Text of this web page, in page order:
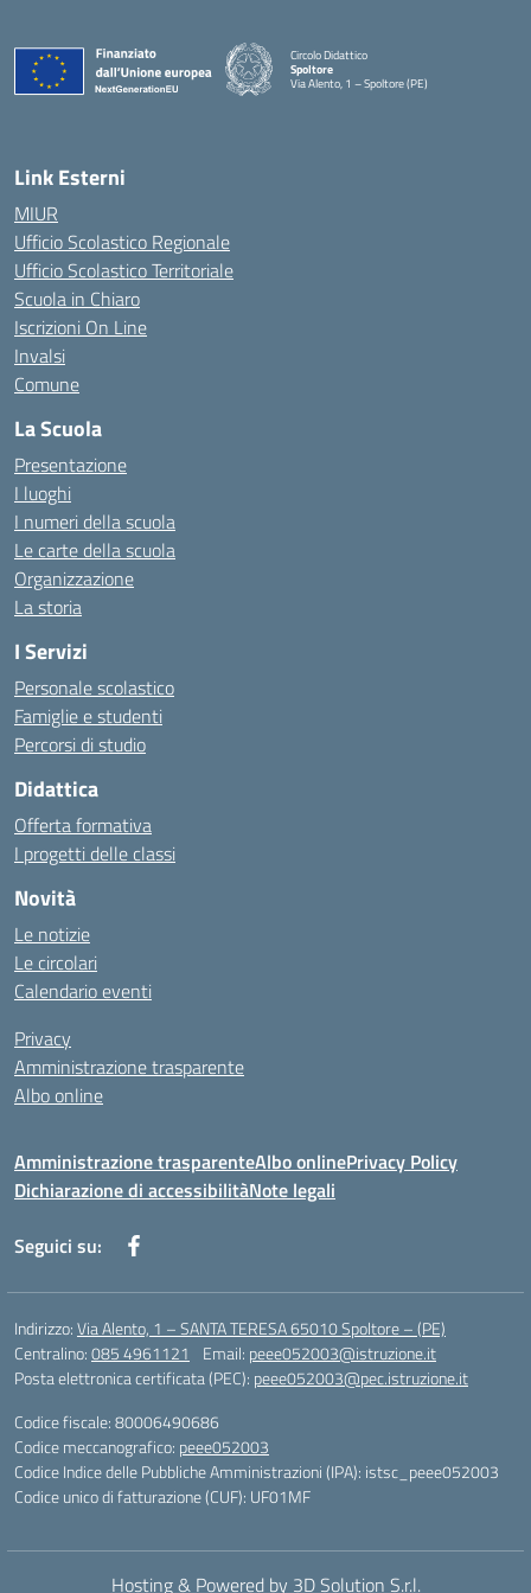
Circolo Didattico
Spoltore
Via Alento, 1 – Spoltore (PE)
— Visita la pagina iniziale della scuola
Link Esterni
MIUR
Ufficio Scolastico Regionale
Ufficio Scolastico Territoriale
Scuola in Chiaro
Iscrizioni On Line
Invalsi
Comune
La Scuola
Presentazione
I luoghi
I numeri della scuola
Le carte della scuola
Organizzazione
La storia
I Servizi
Personale scolastico
Famiglie e studenti
Percorsi di studio
Didattica
Offerta formativa
I progetti delle classi
Novità
Le notizie
Le circolari
Calendario eventi
Privacy
Amministrazione trasparente
Albo online
Amministrazione trasparenteAlbo onlinePrivacy Policy
Dichiarazione di accessibilitàNote legali
Seguici su:
Indirizzo:Via Alento, 1 – SANTA TERESA 65010 Spoltore – (PE)
Centralino:085 4961121 Email: peee052003@istruzione.it
Posta elettronica certificata (PEC): peee052003@pec.istruzione.it
Codice fiscale: 80006490686
Codice meccanografico: peee052003
Codice Indice delle Pubbliche Amministrazioni (IPA): istsc_peee052003
Codice unico di fatturazione (CUF): UF01MF
Hosting & Powered by 3D Solution S.r.l.